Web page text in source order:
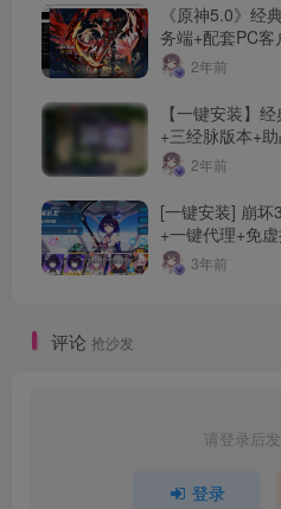
《原神5.0》经
务端+配套PC客
文件2年前
【一键安装】
+三经脉版本+
+剧情活动+视
2年前
[一键安装] 崩坏
+一键代理+免
细指令+极简一
3年前
评论 抢沙发
请登录后
登录